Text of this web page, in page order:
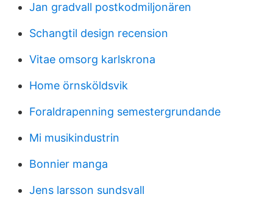
Jan gradvall postkodmiljonären
Schangtil design recension
Vitae omsorg karlskrona
Home örnsköldsvik
Foraldrapenning semestergrundande
Mi musikindustrin
Bonnier manga
Jens larsson sundsvall